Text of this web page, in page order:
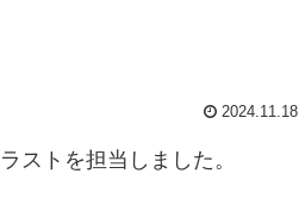
2024.11.18
ストを担当しました。